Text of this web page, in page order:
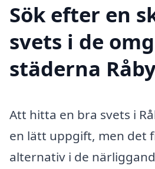
Sök efter en
svets i de
städerna
Att hitta en bra svets i
en lätt uppgift, men det
alternativ i de